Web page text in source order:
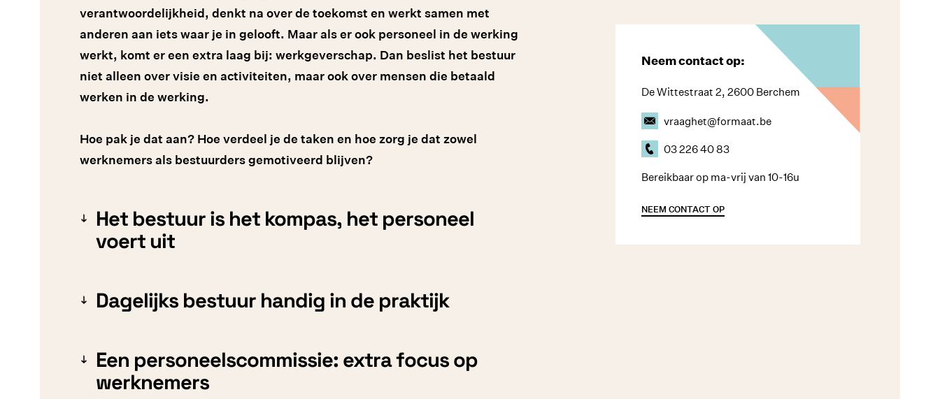
verantwoordelijkheid, denkt na over de toekomst en werkt samen met
anderen aan iets waar je in gelooft. Maar als er ook personeel in de werking
werkt, komt er een extra laag bij: werkgeverschap. Dan beslist het bestuur
niet alleen over visie en activiteiten, maar ook over mensen die betaald
werken in de werking.
Hoe pak je dat aan? Hoe verdeel je de taken en hoe zorg je dat zowel
werknemers als bestuurders gemotiveerd blijven?
Het bestuur is het kompas, het personeel
voert uit
Dagelijks bestuur handig in de praktijk
Een personeelscommissie: extra focus op
werknemers
Neem contact op:
De Wittestraat 2, 2600 Berchem
vraaghet@formaat.be
03 226 40 83
Bereikbaar op ma-vrij van 10-16u
NEEM CONTACT OP